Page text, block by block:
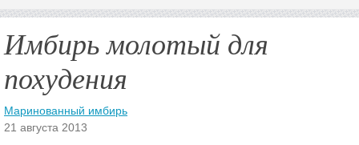
Имбирь молотый для
похудения
Маринованный имбирь
21 августа 2013